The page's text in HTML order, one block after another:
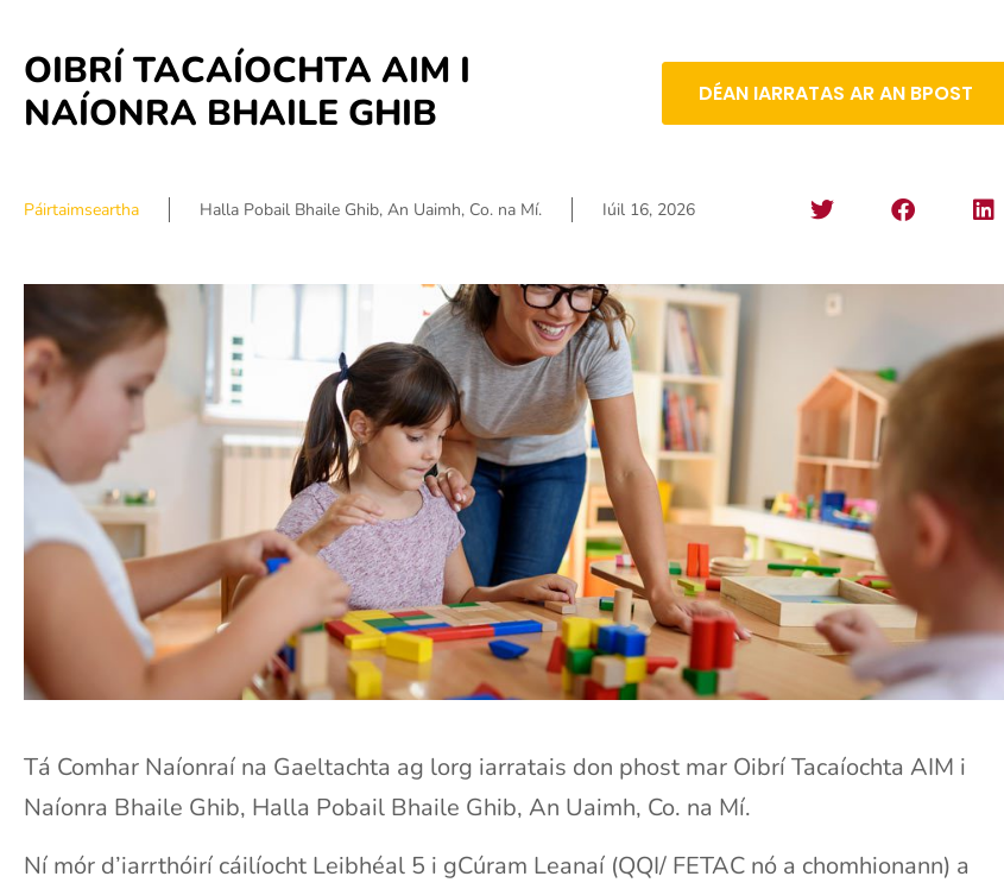
OIBRÍ TACAÍOCHTA AIM I
NAÍONRA BHAILE GHIB
DÉAN IARRATAS AR AN BPOST
Páirtaimseartha Halla Pobail Bhaile Ghib, An Uaimh, Co. na Mí. Iúil 16, 2026
Tá Comhar Naíonraí na Gaeltachta ag lorg iarratais don phost mar Oibrí Tacaíochta AIM i
Naíonra Bhaile Ghib, Halla Pobail Bhaile Ghib, An Uaimh, Co. na Mí.
Ní mór d’iarrthóirí cáilíocht Leibhéal 5 i gCúram Leanaí (QQI/ FETAC nó a chomhionann) a